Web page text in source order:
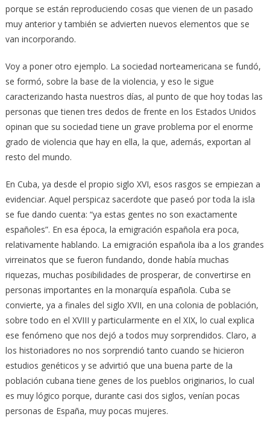
porque se están reproduciendo cosas que vienen de un pasado
muy anterior y también se advierten nuevos elementos que se
van incorporando.
Voy a poner otro ejemplo. La sociedad norteamericana se fundó,
se formó, sobre la base de la violencia, y eso le sigue
caracterizando hasta nuestros días, al punto de que hoy todas las
personas que tienen tres dedos de frente en los Estados Unidos
opinan que su sociedad tiene un grave problema por el enorme
grado de violencia que hay en ella, la que, además, exportan al
resto del mundo.
En Cuba, ya desde el propio siglo XVI, esos rasgos se empiezan a
evidenciar. Aquel perspicaz sacerdote que paseó por toda la isla
se fue dando cuenta: “ya estas gentes no son exactamente
españoles”. En esa época, la emigración española era poca,
relativamente hablando. La emigración española iba a los grandes
virreinatos que se fueron fundando, donde había muchas
riquezas, muchas posibilidades de prosperar, de convertirse en
personas importantes en la monarquía española. Cuba se
convierte, ya a finales del siglo XVII, en una colonia de población,
sobre todo en el XVIII y particularmente en el XIX, lo cual explica
ese fenómeno que nos dejó a todos muy sorprendidos. Claro, a
los historiadores no nos sorprendió tanto cuando se hicieron
estudios genéticos y se advirtió que una buena parte de la
población cubana tiene genes de los pueblos originarios, lo cual
es muy lógico porque, durante casi dos siglos, venían pocas
personas de España, muy pocas mujeres.